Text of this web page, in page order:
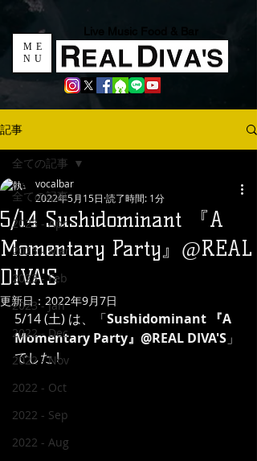
ME
NU
記事
全ての記事
2023 - Apr
2023 - Mar
2023 - Feb
2023 - Jan
2022 - Dec
2022 - Nov
2022 - Oct
2022 - Sep
2022 - Aug
全ての記事
5/14 Sushidominant 『A
Momentary Party』@REAL
DIVA'S
vocalbar
2022年5月15日 読了時間: 1分
更新日： 2022年9月7日
5/14 (土) は、「Sushidominant 『A
Momentary Party』@REAL DIVA'S 」
でした !